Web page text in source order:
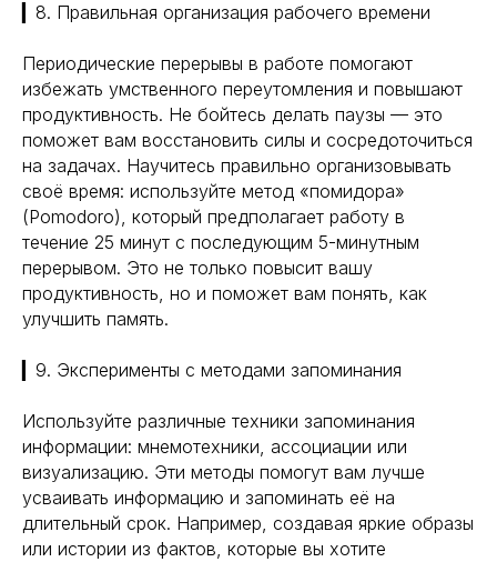
▎8. Правильная организация рабочего времени
Периодические перерывы в работе помогают
избежать умственного переутомления и повышают
продуктивность. Не бойтесь делать паузы — это
поможет вам восстановить силы и сосредоточиться
на задачах. Научитесь правильно организовывать
своё время: используйте метод «помидора»
(Pomodoro), который предполагает работу в
течение 25 минут с последующим 5-минутным
перерывом. Это не только повысит вашу
продуктивность, но и поможет вам понять, как
улучшить память.
▎9. Эксперименты с методами запоминания
Используйте различные техники запоминания
информации: мнемотехники, ассоциации или
визуализацию. Эти методы помогут вам лучше
усваивать информацию и запоминать её на
длительный срок. Например, создавая яркие образы
или истории из фактов, которые вы хотите
Главная Longevity
Гормоны
Генная инженерия
Восприятие
Внутренняя инженерия
Экологичность
Управление сном
Криоскопия
Ноотропы
Социальные сети
Навигация Полезная информация
О компании
Уникальность
Исследования
9772524455@mail.ru
109012, Россия, Москва
ул. Охотный ряд, д. 2